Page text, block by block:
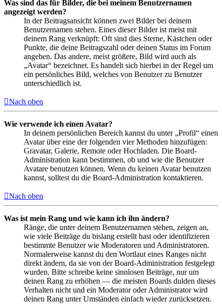
Was sind das für Bilder, die bei meinem Benutzernamen
angezeigt werden?
In der Beitragsansicht können zwei Bilder bei deinem
Benutzernamen stehen. Eines dieser Bilder ist meist mit
deinem Rang verknüpft: Oft sind dies Sterne, Kästchen oder
Punkte, die deine Beitragszahl oder deinen Status im Forum
angeben. Das andere, meist größere, Bild wird auch als
„Avatar“ bezeichnet. Es handelt sich hierbei in der Regel um
ein persönliches Bild, welches von Benutzer zu Benutzer
unterschiedlich ist.
Nach oben
Wie verwende ich einen Avatar?
In deinem persönlichen Bereich kannst du unter „Profil“ einen
Avatar über eine der folgenden vier Methoden hinzufügen:
Gravatar, Galerie, Remote oder Hochladen. Die Board-
Administration kann bestimmen, ob und wie die Benutzer
Avatare benutzen können. Wenn du keinen Avatar benutzen
kannst, solltest du die Board-Administration kontaktieren.
Nach oben
Was ist mein Rang und wie kann ich ihn ändern?
Ränge, die unter deinem Benutzernamen stehen, zeigen an,
wie viele Beiträge du bislang erstellt hast oder identifizieren
bestimmte Benutzer wie Moderatoren und Administratoren.
Normalerweise kannst du den Wortlaut eines Ranges nicht
direkt ändern, da sie von der Board-Administration festgelegt
wurden. Bitte schreibe keine sinnlosen Beiträge, nur um
deinen Rang zu erhöhen — die meisten Boards dulden dieses
Verhalten nicht und ein Moderator oder Administrator wird
deinen Rang unter Umständen einfach wieder zurücksetzen.